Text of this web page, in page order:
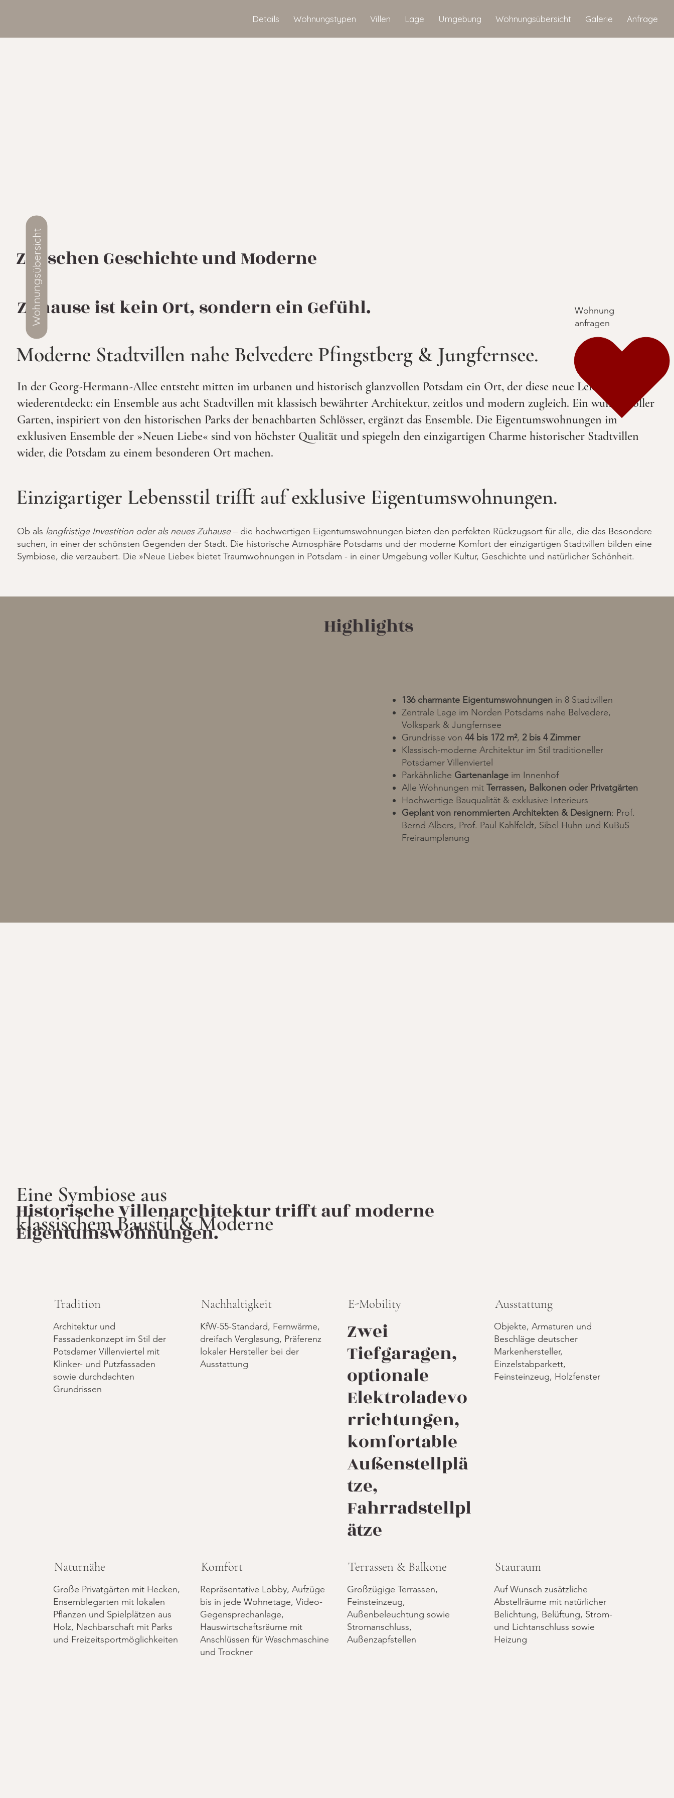
Details Wohnungstypen Villen Lage Umgebung Wohnungsübersicht Galerie Anfrage
Zwischen Geschichte und Moderne
Zuhause ist kein Ort, sondern ein Gefühl.
Moderne Stadtvillen nahe Belvedere Pfingstberg & Jungfernsee.
In der Georg-Hermann-Allee entsteht mitten im urbanen und historisch glanzvollen Potsdam ein Ort, der diese neue Leichtigkeit
wiederentdeckt: ein Ensemble aus acht Stadtvillen mit klassisch bewährter Architektur, zeitlos und modern zugleich. Ein wundervoller
Garten, inspiriert von den historischen Parks der benachbarten Schlösser, ergänzt das Ensemble. Die Eigentumswohnungen im
exklusiven Ensemble der »Neuen Liebe« sind von höchster Qualität und spiegeln den einzigartigen Charme historischer Stadtvillen
wider, die Potsdam zu einem besonderen Ort machen.
Einzigartiger Lebensstil trifft auf exklusive Eigentumswohnungen.
Ob als langfristige Investition oder als neues Zuhause– die hochwertigen Eigentumswohnungen bieten den perfekten Rückzugsort für alle, die das Besondere
suchen, in einer der schönsten Gegenden der Stadt. Die historische Atmosphäre Potsdams und der moderne Komfort der einzigartigen Stadtvillen bilden eine
Symbiose, die verzaubert. Die »Neue Liebe« bietet Traumwohnungen in Potsdam - in einer Umgebung voller Kultur, Geschichte und natürlicher Schönheit.
Tradition
Architektur und
Fassadenkonzept im Stil der
Potsdamer Villenviertel mit
Klinker- und Putzfassaden
sowie durchdachten
Grundrissen
Nachhaltigkeit
KfW-55-Standard, Fernwärme,
dreifach Verglasung, Präferenz
lokaler Hersteller bei der
Ausstattung
E-Mobility
Zwei
Tiefgaragen,
optionale
Elektroladevo
rrichtungen,
komfortable
Außenstellplä
tze,
Fahrradstellpl
ätze
Ausstattung
Objekte, Armaturen und
Beschläge deutscher
Markenhersteller,
Einzelstabparkett,
Feinsteinzeug, Holzfenster
136 charmante Eigentumswohnungenin 8 Stadtvillen
Zentrale Lage im Norden Potsdams nahe Belvedere,
Volkspark & Jungfernsee
Grundrisse von 44 bis 172 m², 2 bis 4 Zimmer
Klassisch-moderne Architektur im Stil traditioneller
Potsdamer Villenviertel
Parkähnliche Gartenanlageim Innenhof
Alle Wohnungen mit Terrassen, Balkonen oder Privatgärten
Hochwertige Bauqualität & exklusive Interieurs
Geplant von renommierten Architekten & Designern: Prof.
Bernd Albers, Prof. Paul Kahlfeldt, Sibel Huhn und KuBuS
Freiraumplanung
Highlights
Historische Villenarchitektur trifft auf moderne
Eigentumswohnungen.
Eine Symbiose aus
klassischem Baustil & Moderne
Naturnähe
Große Privatgärten mit Hecken,
Ensemblegarten mit lokalen
Pflanzen und Spielplätzen aus
Holz, Nachbarschaft mit Parks
und Freizeitsportmöglichkeiten
Komfort
Repräsentative Lobby, Aufzüge
bis in jede Wohnetage, Video-
Gegensprechanlage,
Hauswirtschaftsräume mit
Anschlüssen für Waschmaschine
und Trockner
Terrassen & Balkone
Großzügige Terrassen,
Feinsteinzeug,
Außenbeleuchtung sowie
Stromanschluss,
Außenzapfstellen
Stauraum
Auf Wunsch zusätzliche
Abstellräume mit natürlicher
Belichtung, Belüftung, Strom-
und Lichtanschluss sowie
Heizung
Wohnungsübersicht
Wohnung
anfragen